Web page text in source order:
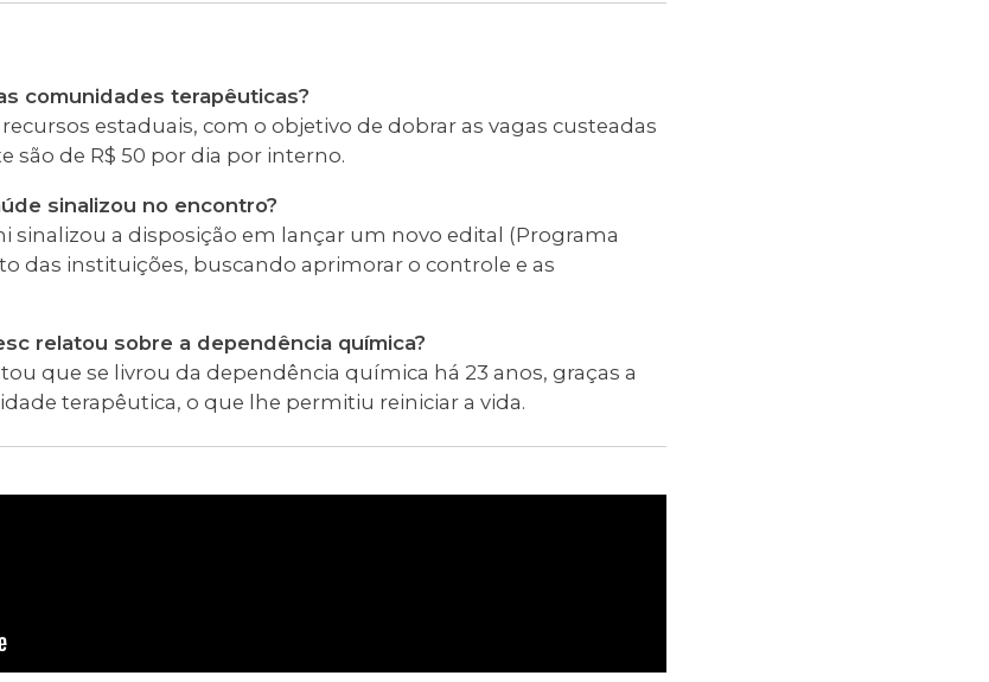
comunidades terapêuticas?
estaduais, com o objetivo de dobrar as vagas custeadas
são de R$ 50 por dia por interno.
sinalizou no encontro?
sinalizou a disposição em lançar um novo edital (Programa
das instituições, buscando aprimorar o controle e as
relatou sobre a dependência química?
que se livrou da dependência química há 23 anos, graças a
terapêutica, o que lhe permitiu reiniciar a vida.